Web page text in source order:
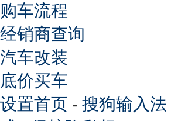
购车流程
经销商查询
汽车改装
底价买车
设置首页 - 搜狗输入法